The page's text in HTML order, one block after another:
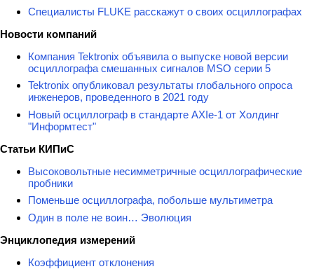
Специалисты FLUKE расскажут о своих осциллографах
Новости компаний
Компания Tektronix объявила о выпуске новой версии
осциллографа смешанных сигналов MSO серии 5
Tektronix опубликовал результаты глобального опроса
инженеров, проведенного в 2021 году
Новый осциллограф в стандарте AXIe-1 от Холдинг
"Информтест"
Статьи КИПиС
Высоковольтные несимметричные осциллографические
пробники
Поменьше осциллографа, побольше мультиметра
Один в поле не воин… Эволюция
Энциклопедия измерений
Коэффициент отклонения